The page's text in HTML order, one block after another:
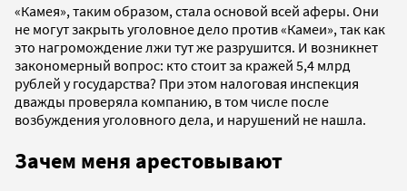
«Камея», таким образом, стала основой всей аферы. Они
не могут закрыть уголовное дело против «Камеи», так как
это нагромождение лжи тут же разрушится. И возникнет
закономерный вопрос: кто стоит за кражей 5,4 млрд
рублей у государства? При этом налоговая инспекция
дважды проверяла компанию, в том числе после
возбуждения уголовного дела, и нарушений не нашла.
Зачем меня арестовывают